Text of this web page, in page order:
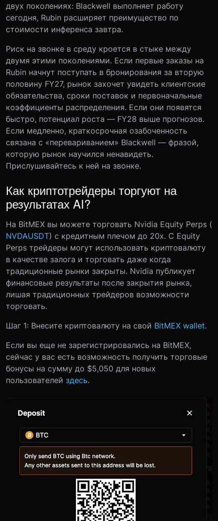
двух поколениях: Blackwell выполняет работу
сегодня, Rubin расширяет преимущество по
стоимости инференса завтра.
Риск на звонке в среду кроется в стыке между
двумя этими поколениями. Если первые заказы на
Rubin начнут поступать в бронирования за вторую
половину FY27, рынок захочет увидеть клиентские
обязательства, сроки поставок и первоначальные
коэффициенты распределения. Если они появятся
быстро, потенциал роста — FY28 выше прогнозов.
Если медленно, краткосрочная озабоченность
связана с «перевариванием» Blackwell — фразой,
которую рынок научился ненавидеть.
Прислушивайтесь к ней на звонке.
Как криптотрейдеры торгуют на
результатах AI?
На BitMEX вы можете торговать Nvidia Equity Perps (
NVDAUSDT) с кредитным плечом до 20x. С Equity
Perps трейдеры могут использовать криптовалюту
в качестве залога и торговать даже когда
традиционные рынки закрыты. Nvidia публикует
финансовые результаты после закрытия рынка,
лишая традиционных трейдеров возможности
торговать.
Шаг 1: Внесите криптовалюту на свой BitMEX wallet.
Если вы еще не зарегистрировались на BitMEX,
сейчас у вас есть возможность получить торговые
бонусы на сумму до $5,050 для новых
пользователей здесь.